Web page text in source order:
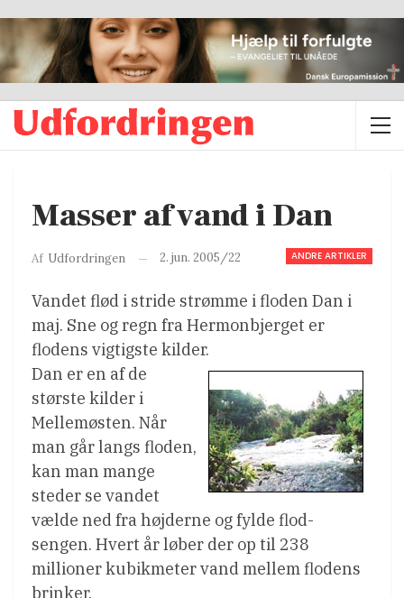
Masser af vand i Dan
ANDRE ARTIKLER
Af Udfordringen 2. jun. 2005/22
Vandet flød i stride strømme i floden Dan i
maj. Sne og regn fra Hermonbjerget er
flodens vigtigste kilder.
Dan er en af de
største kilder i
Mellemøsten. Når
man går langs floden,
kan man mange
steder se vandet
vælde ned fra højderne og fylde flod-
sengen. Hvert år løber der op til 238
millioner kubikmeter vand mellem flodens
brinker.